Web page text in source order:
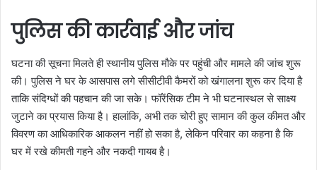
पुलिस की कार्रवाई और जांच
घटना की सूचना मिलते ही स्थानीय पुलिस मौके पर पहुंची और मामले की जांच शुरू
की। पुलिस ने घर के आसपास लगे सीसीटीवी कैमरों को खंगालना शुरू कर दिया है
ताकि संदिग्धों की पहचान की जा सके। फॉरेंसिक टीम ने भी घटनास्थल से साक्ष्य
जुटाने का प्रयास किया है। हालांकि, अभी तक चोरी हुए सामान की कुल कीमत और
विवरण का आधिकारिक आकलन नहीं हो सका है, लेकिन परिवार का कहना है कि
घर में रखे कीमती गहने और नकदी गायब है।